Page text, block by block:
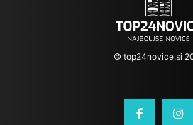
© top24novice.si